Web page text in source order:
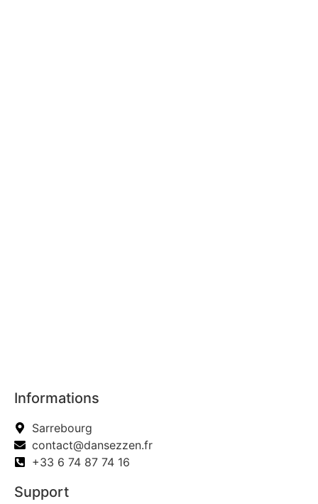
Informations
Sarrebourg
contact@dansezzen.fr
+33 6 74 87 74 16
Support